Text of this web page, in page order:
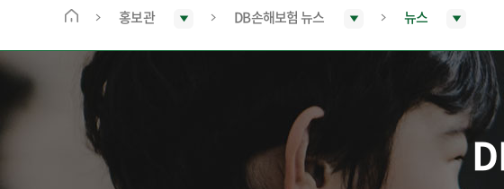
보
메
홍보관 DB손해보험 뉴스 뉴스